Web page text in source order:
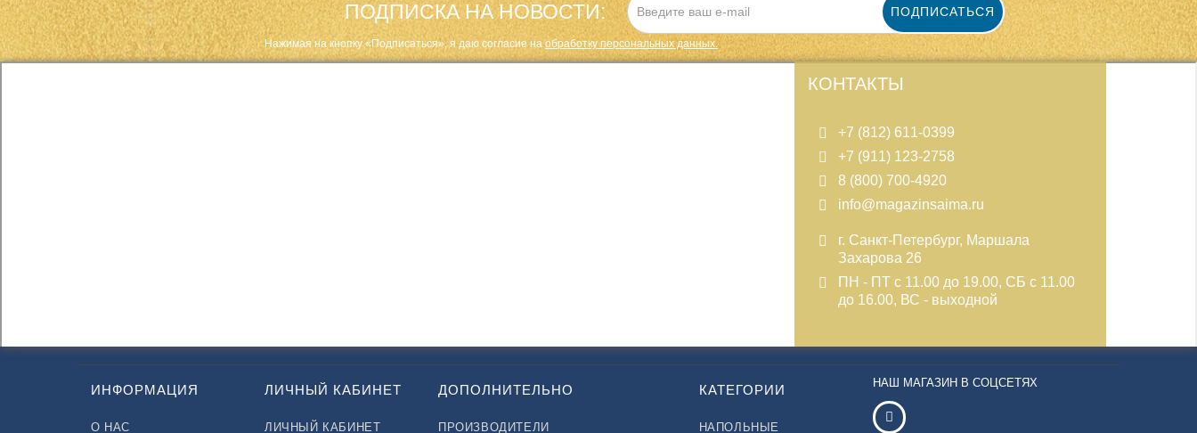
ПОДПИСКА НА НОВОСТИ: ПОДПИСАТЬСЯ
Нажимая на кнопку «Подписаться», я даю cогласие наобработку персональных данных.
КОНТАКТЫ
+7 (812) 611-0399
+7 (911) 123-2758
8 (800) 700-4920
info@magazinsaima.ru
г. Санкт-Петербург, Маршала
Захарова 26
ПН - ПТ с 11.00 до 19.00, СБ с 11.00
до 16.00, ВС - выходной
ИНФОРМАЦИЯ
О НАС
ЛИЧНЫЙ КАБИНЕТ
ЛИЧНЫЙ КАБИНЕТ
ДОПОЛНИТЕЛЬНО
ПРОИЗВОДИТЕЛИ
КАТЕГОРИИ
НАПОЛЬНЫЕ
НАШ МАГАЗИН В СОЦСЕТЯХ